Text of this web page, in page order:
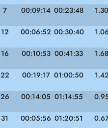
7 00:09:14 00:23:48 1.30
12 00:06:52 00:30:40
16 00:10:53 00:41:33 1.68
22 00:19:17 01:00:50
26 00:14:05 01:14:55
31 00:05:56 01:20:51